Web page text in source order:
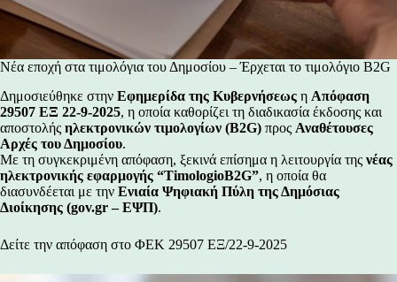
Νέα εποχή στα τιμολόγια του Δημοσίου – Έρχεται το τιμολόγιο B2G
Δημοσιεύθηκε στην Εφημερίδα της Κυβερνήσεως η Απόφαση
29507 ΕΞ 22-9-2025, η οποία καθορίζει τη διαδικασία έκδοσης και
αποστολής ηλεκτρονικών τιμολογίων (B2G) προς Αναθέτουσες
Αρχές του Δημοσίου.
Με τη συγκεκριμένη απόφαση, ξεκινά επίσημα η λειτουργία της νέας
ηλεκτρονικής εφαρμογής “TimologioB2G”, η οποία θα
διασυνδέεται με την Ενιαία Ψηφιακή Πύλη της Δημόσιας
Διοίκησης (gov.gr – ΕΨΠ).
Δείτε την απόφαση στο ΦΕΚ 29507 ΕΞ/22-9-2025